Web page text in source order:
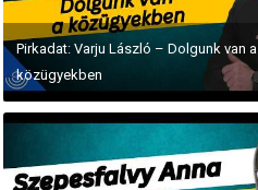
Pirkadat: Varju László – Dolgunk van a
közügyekben